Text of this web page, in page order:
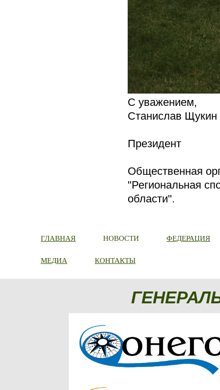
С уважением,
Станислав Щукин
Президент
Общественная
"Региональная
области".
ГЛАВНАЯ НОВОСТИ ФЕДЕРАЦИЯ
МЕДИА КОНТАКТЫ